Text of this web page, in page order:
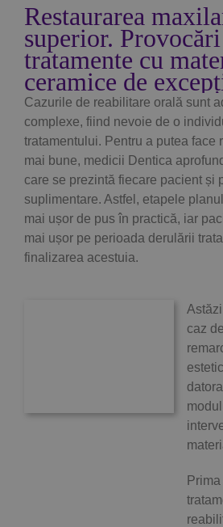
Restaurarea
superior.
tratamente cu
ceramice de
Cazurile de reabilitare orală sunt
complexe, fiind nevoie de o
tratamentului. Pentru a putea face
mai bune, medicii Dentica
care se prezintă fiecare pacient și
suplimentare. Astfel, etapele
mai ușor de pus în practică, iar
mai ușor pe perioada derulării
finalizarea acestuia.
caz